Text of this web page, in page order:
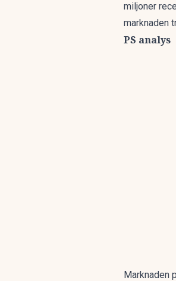
miljoner
marknaden
PS analys
Marknaden